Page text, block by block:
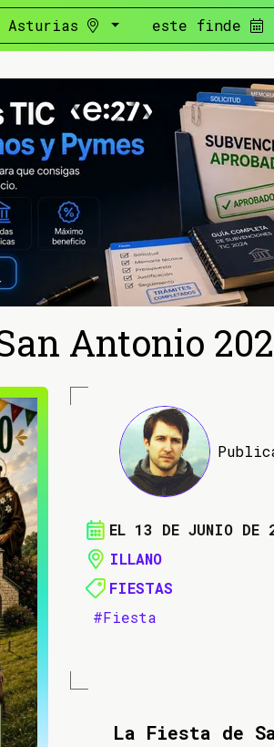
Asturias este finde
Antonio
EL 13 DE JUNIO DE
ILLANO
FIESTAS
#Fiesta
La Fiesta de